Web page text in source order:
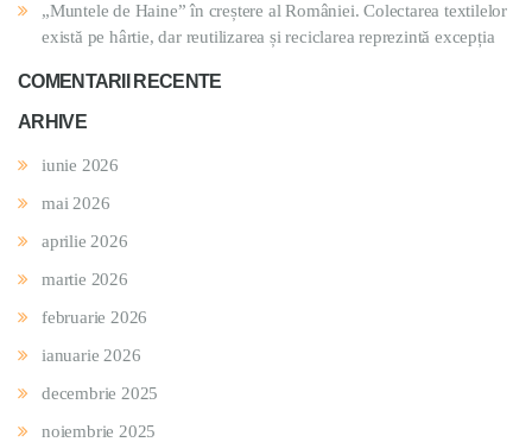
„Muntele de Haine” în creștere al României. Colectarea textilelor
există pe hârtie, dar reutilizarea și reciclarea reprezintă excepția
COMENTARII RECENTE
ARHIVE
iunie 2026
mai 2026
aprilie 2026
martie 2026
februarie 2026
ianuarie 2026
decembrie 2025
noiembrie 2025